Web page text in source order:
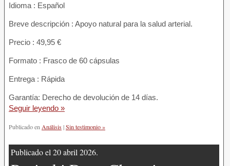
Idioma : Español
Breve descripción : Apoyo natural para la salud arterial.
Precio : 49,95 €
Formato : Frasco de 60 cápsulas
Entrega : Rápida
Garantía: Derecho de devolución de 14 días.
Seguir leyendo »
Publicado en Análisis|Sin testimonio »
Publicado el 20 abril 2026.